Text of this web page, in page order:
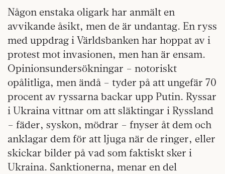
Någon enstaka oligark har anmält en
avvikande åsikt, men de är undantag. En ryss
med uppdrag i Världsbanken har hoppat av i
protest mot invasionen, men han är ensam.
Opinionsundersökningar – notoriskt
opålitliga, men ändå – tyder på att ungefär 70
procent av ryssarna backar upp Putin. Ryssar
i Ukraina vittnar om att släktingar i Ryssland
– fäder, syskon, mödrar – fnyser åt dem och
anklagar dem för att ljuga när de ringer, eller
skickar bilder på vad som faktiskt sker i
Ukraina. Sanktionerna, menar en del